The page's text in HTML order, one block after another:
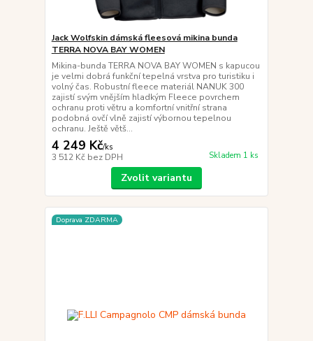
Jack Wolfskin dámská fleesová mikina bunda
TERRA NOVA BAY WOMEN
Mikina-bunda TERRA NOVA BAY WOMEN s kapucou
je velmi dobrá funkční tepelná vrstva pro turistiku i
volný čas. Robustní fleece materiál NANUK 300
zajistí svým vnějším hladkým Fleece povrchem
ochranu proti větru a komfortní vnitřní strana
podobná ovčí vlně zajistí výbornou tepelnou
ochranu. Ještě větš...
4 249 Kč/ks
3 512 Kč bez DPH Skladem 1 ks
Zvolit variantu
Doprava ZDARMA